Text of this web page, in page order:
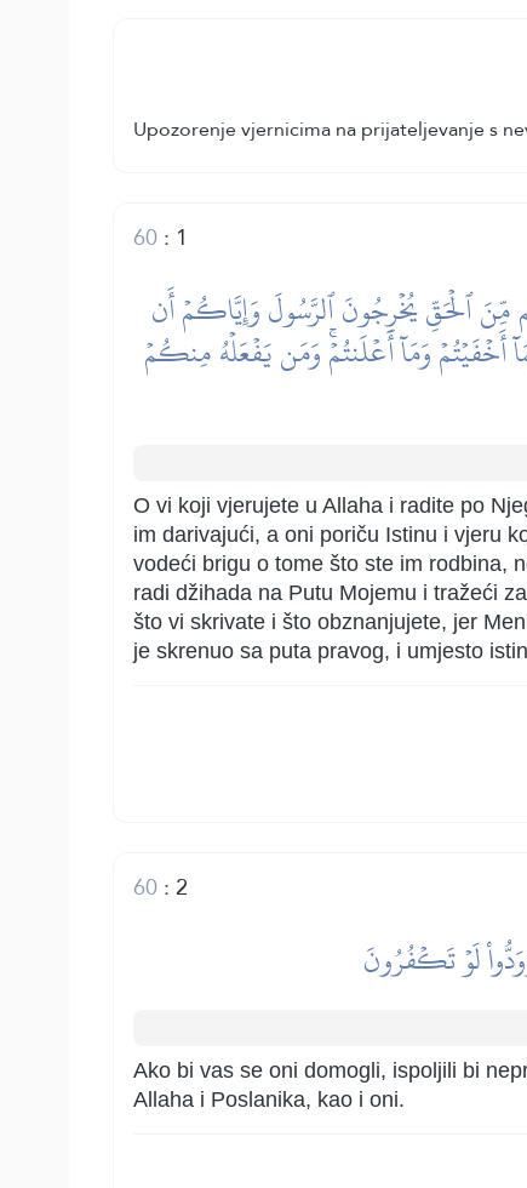
Upozorenje vjernicima na prijateljevanje s
1
:
60
مِّنَ ٱلۡحَقِّ يُخۡرِجُونَ ٱلرَّسُولَ وَإِيَّاكُمۡ أَن
أَخۡفَيۡتُمۡ وَمَآ أَعۡلَنتُمۡۚ وَمَن يَفۡعَلۡهُ مِنكُمۡ
O vi koji vjerujete u Allaha i radite po
im darivajući, a oni poriču Istinu i vjeru
vodeći brigu o tome što ste im rodbina,
radi džihada na Putu Mojemu i tražeći
što vi skrivate i što obznanjujete, jer
je skrenuo sa puta pravog, i umjesto
2
:
60
لَوۡ تَكۡفُرُونَ
Ako bi vas se oni domogli, ispoljili bi
Allaha i Poslanika, kao i oni.